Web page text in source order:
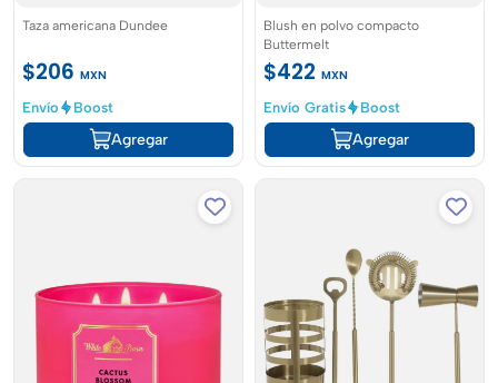
Taza americana Dundee
$206 MXN
Envío
Boost
Agregar
Blush en polvo compacto
Buttermelt
$422 MXN
Envío Gratis
Boost
Agregar